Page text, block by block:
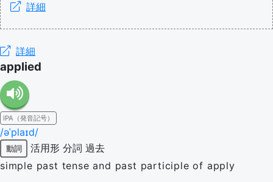
詳細
詳細
applied
IPA（発音記号）
/əˈplaɪd/
動詞 活用形 分詞 過去
simple past tense and past participle of apply